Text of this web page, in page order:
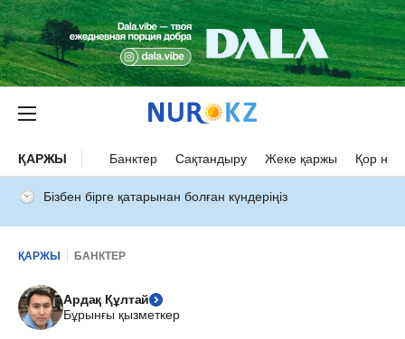
ҚАРЖЫ Банктер Сақтандыру Жеке қаржы Қор
Бізбен бірге қатарынан болған күндеріңіз
ҚАРЖЫ БАНКТЕР
Ардақ Құлтай
Бұрынғы қызметкер